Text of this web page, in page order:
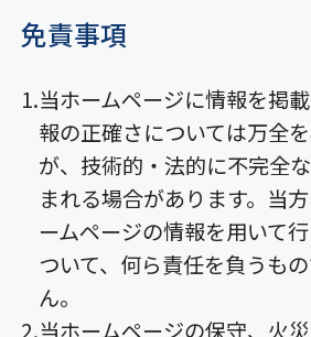
免責事項
当ホームページに情報を掲
報の正確さについては万全
が、技術的・法的に不完全
まれる場合があります。当
ームページの情報を用いて
ついて、何ら責任を負うも
ん。